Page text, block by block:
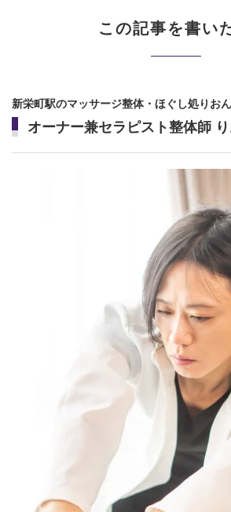
この記事を書い
新栄町駅のマッサージ整体・ほぐし処りおん
オーナー兼セラピスト整体師